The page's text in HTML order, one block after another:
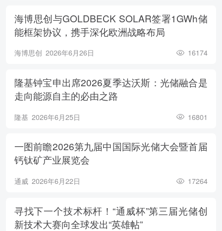
海博思创与GOLDBECK SOLAR签署1GWh储
能框架协议，携手深化欧洲战略布局
海博思创 2026年6月26日 16174
隆基钟宝申出席2026夏季达沃斯：光储融合是
走向能源自主的必由之路
隆基 2026年6月25日 16801
一图前瞻2026第九届中国国际光储大会暨首届
钙钛矿产业展览会
通威 2026年6月22日 17264
寻找下一个技术标杆！“通威杯”第三届光储创
新技术大赛向全球发出“英雄帖”